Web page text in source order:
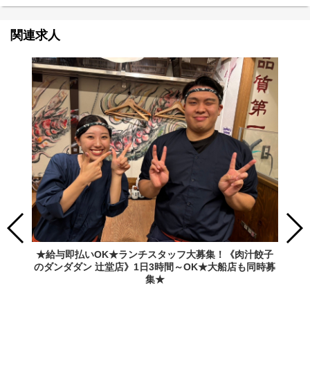
関連求人
★給与即払いOK★ランチスタッフ大募集！《肉汁餃子
のダンダダン 辻堂店》1日3時間～OK★大船店も同時募
集★